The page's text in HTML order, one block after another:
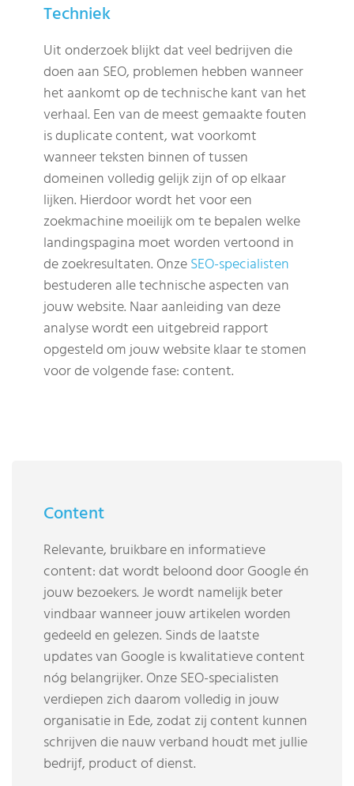
Techniek
Uit onderzoek blijkt dat veel bedrijven die
doen aan SEO, problemen hebben wanneer
het aankomt op de technische kant van het
verhaal. Een van de meest gemaakte fouten
is duplicate content, wat voorkomt
wanneer teksten binnen of tussen
domeinen volledig gelijk zijn of op elkaar
lijken. Hierdoor wordt het voor een
zoekmachine moeilijk om te bepalen welke
landingspagina moet worden vertoond in
de zoekresultaten. OnzeSEO-specialisten
bestuderen alle technische aspecten van
jouw website. Naar aanleiding van deze
analyse wordt een uitgebreid rapport
opgesteld om jouw website klaar te stomen
voor de volgende fase: content.
Content
Relevante, bruikbare en informatieve
content: dat wordt beloond door Google én
jouw bezoekers. Je wordt namelijk beter
vindbaar wanneer jouw artikelen worden
gedeeld en gelezen. Sinds de laatste
updates van Google is kwalitatieve content
nóg belangrijker. Onze SEO-specialisten
verdiepen zich daarom volledig in jouw
organisatie in Ede, zodat zij content kunnen
schrijven die nauw verband houdt met jullie
bedrijf, product of dienst.